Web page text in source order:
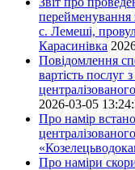
перейменування
с. Лемеші,
Карасинівка
Повідомлення
вартість послуг
2026-03-05
Про намір
Про наміри